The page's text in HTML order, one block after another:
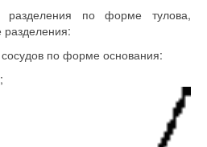
разделения по форме тулова,
по форме основания: